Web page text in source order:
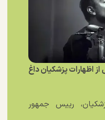
اظهارات پزشکیان داغ
رییس جمهور